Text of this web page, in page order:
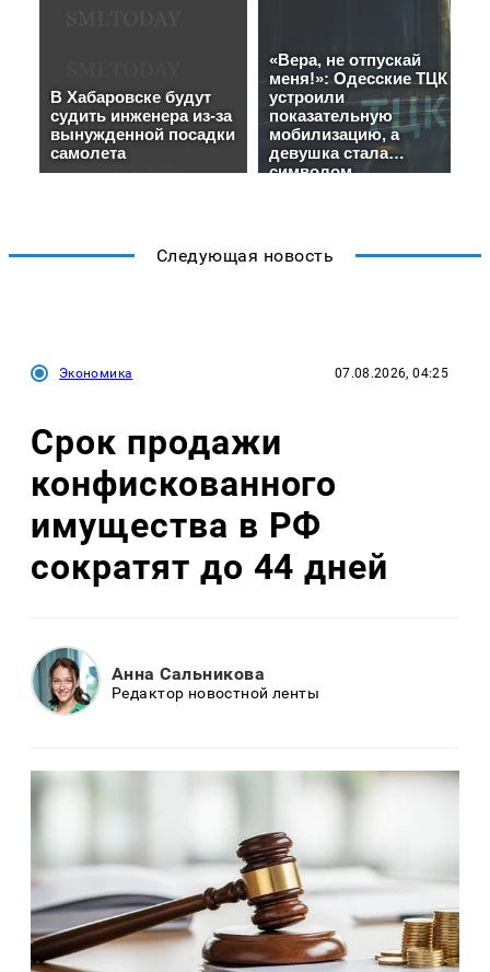
Следующая новость
Экономика 07.08.2026, 04:25
Срок продажи
конфискованного
имущества в РФ
сократят до 44 дней
Анна Сальникова
Редактор новостной ленты